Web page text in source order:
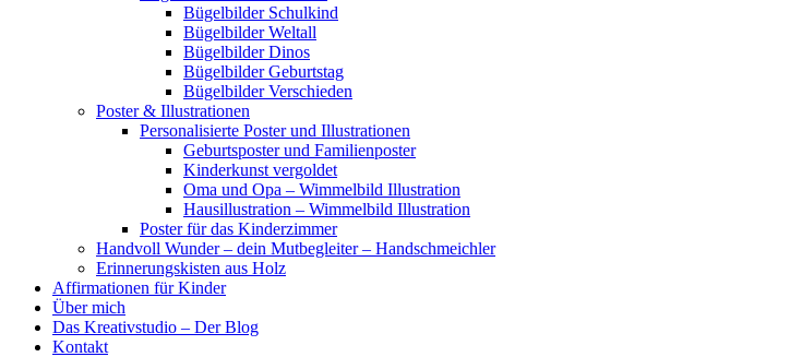
Bügelbilder Schulkind
Bügelbilder Weltall
Bügelbilder Dinos
Bügelbilder Geburtstag
Bügelbilder Verschieden
Poster & Illustrationen
Personalisierte Poster und Illustrationen
Geburtsposter und Familienposter
Kinderkunst vergoldet
Oma und Opa – Wimmelbild Illustration
Hausillustration – Wimmelbild Illustration
Poster für das Kinderzimmer
Handvoll Wunder – dein Mutbegleiter – Handschmeichler
Erinnerungskisten aus Holz
Affirmationen für Kinder
Über mich
Das Kreativstudio – Der Blog
Kontakt